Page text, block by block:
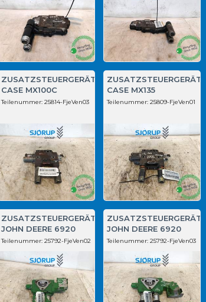
ZUSATZSTEUERGERÄT
CASE MX100C
Teilenummer: 25814-FjeVen03
ZUSATZSTEUERGERÄT
CASE MX135
Teilenummer: 25809-FjeVen01
ZUSATZSTEUERGERÄT
JOHN DEERE 6920
Teilenummer: 25792-FjeVen02
ZUSATZSTEUERGERÄT
JOHN DEERE 6920
Teilenummer: 25792-FjeVen03